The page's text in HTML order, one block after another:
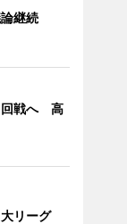
継続
回戦へ 高
リーグ